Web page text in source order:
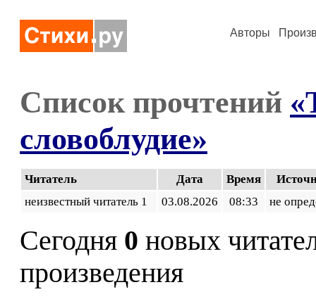
Авторы
Список прочтений
словоблудие»
Читатель Дата Время
неизвестный читатель 1
03.08.2026 08:33 не
Сегодня 0 новых
произведения